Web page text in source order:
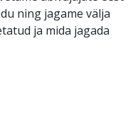
ning jagame välja
ja mida jagada